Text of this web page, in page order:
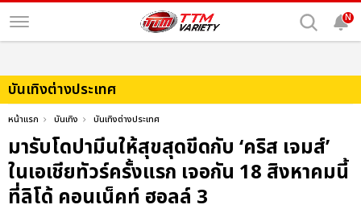
N
บันเทิงต่างประเทศ
หน้าแรก บันเทิง บันเทิงต่างประเทศ
มารับโดปามีนให้สุขสุดขีดกับ ‘คริส เจมส์’
ในเอเชียทัวร์ครั้งแรก เจอกัน 18 สิงหาคมนี้
ที่ลิโด้ คอนเน็คท์ ฮอลล์ 3